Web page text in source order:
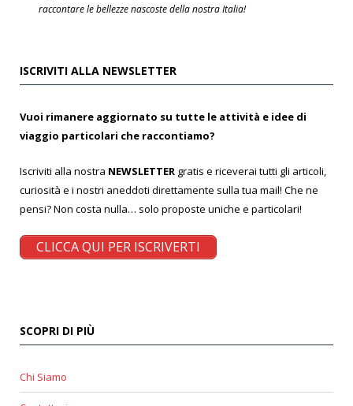
raccontare le bellezze nascoste della nostra Italia!
ISCRIVITI ALLA NEWSLETTER
Vuoi rimanere aggiornato su tutte le attività e idee di
viaggio particolari che raccontiamo?
Iscriviti alla nostra NEWSLETTER gratis e riceverai tutti gli articoli,
curiosità e i nostri aneddoti direttamente sulla tua mail! Che ne
pensi? Non costa nulla… solo proposte uniche e particolari!
CLICCA QUI PER ISCRIVERTI
SCOPRI DI PIÙ
Chi Siamo